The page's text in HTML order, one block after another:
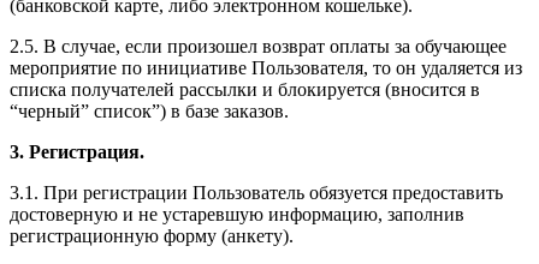
(банковской карте, либо электронном кошельке).
2.5. В случае, если произошел возврат оплаты за обучающее
мероприятие по инициативе Пользователя, то он удаляется из
списка получателей рассылки и блокируется (вносится в
“черный” список”) в базе заказов.
3. Регистрация.
3.1. При регистрации Пользователь обязуется предоставить
достоверную и не устаревшую информацию, заполнив
регистрационную форму (анкету).